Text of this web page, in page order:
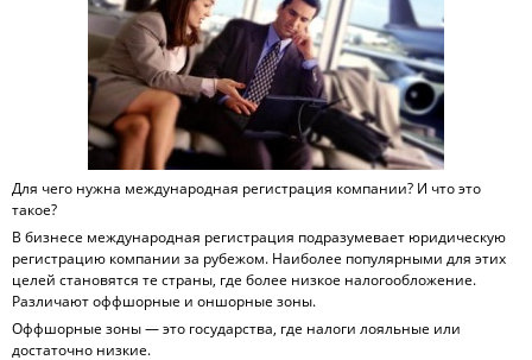
Для чего нужна международная регистрация компании? И что это
такое?
В бизнесе международная регистрация подразумевает юридическую
регистрацию компании за рубежом. Наиболее популярными для этих
целей становятся те страны, где более низкое налогообложение.
Различают оффшорные и оншорные зоны.
Оффшорные зоны — это государства, где налоги лояльные или
достаточно низкие.